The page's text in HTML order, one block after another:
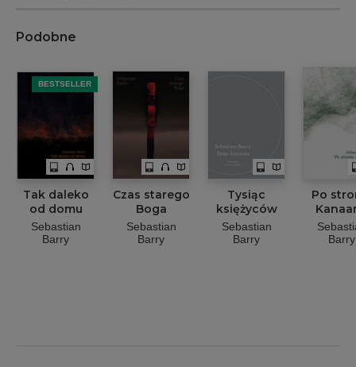
Podobne
BESTSELLER
Tak daleko
od domu
Sebastian
Barry
Czas starego
Boga
Sebastian
Barry
Tysiąc
księżyców
Sebastian
Barry
Po
Barry